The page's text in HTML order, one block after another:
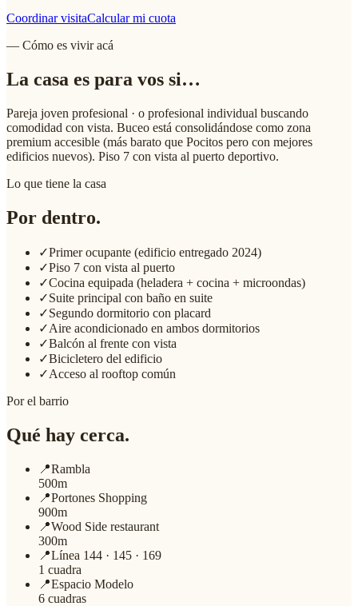
Coordinar visitaCalcular mi cuota
— Cómo es vivir acá
La casa es para vos si…
Pareja joven profesional · o profesional individual buscando
comodidad con vista. Buceo está consolidándose como zona
premium accesible (más barato que Pocitos pero con mejores
edificios nuevos). Piso 7 con vista al puerto deportivo.
Lo que tiene la casa
Por dentro.
✓Primer ocupante (edificio entregado 2024)
✓Piso 7 con vista al puerto
✓Cocina equipada (heladera + cocina + microondas)
✓Suite principal con baño en suite
✓Segundo dormitorio con placard
✓Aire acondicionado en ambos dormitorios
✓Balcón al frente con vista
✓Bicicletero del edificio
✓Acceso al rooftop común
Por el barrio
Qué hay cerca.
📍Rambla
500m
📍Portones Shopping
900m
📍Wood Side restaurant
300m
📍Línea 144 · 145 · 169
1 cuadra
📍Espacio Modelo
6 cuadras